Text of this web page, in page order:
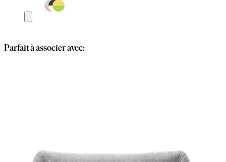
au
Parfait à associer avec: